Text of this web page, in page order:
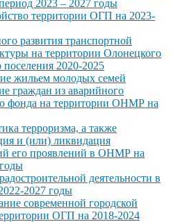
2023 – 2027 годы
территории ОГП на 2023-
развития транспортной
на территории Олонецкого
поселения 2020-2025
жильем молодых семей
граждан из аварийного
фонда на территории ОНМР на
терроризма, а также
и (или) ликвидация
его проявлений в ОНМР на
деятельности в
2027 годы
современной городской
ОГП на 2018-2024